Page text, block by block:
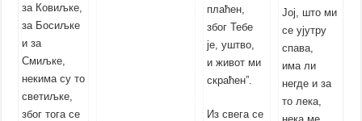
за Ковиљке,
за Босиљке
и за
Смиљке,
некима су то
светиљке,
због тога се
плаћен,
због Тебе
је, уштво,
и живот ми
скраћен”.
Из свега се
Јој, што ми
се ујутру
спава,
има ли
негде и за
то лека,
нека ме